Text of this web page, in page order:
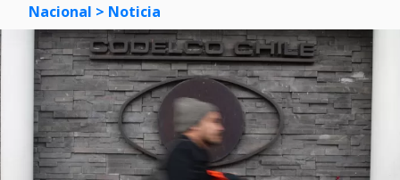
Nacional > Noticia